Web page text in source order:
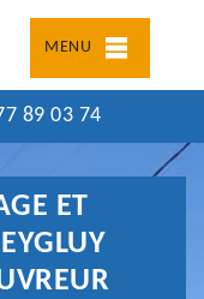
MENU
89 03 74
ET